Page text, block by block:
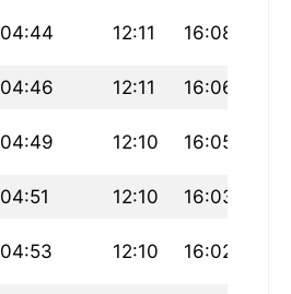
04:44 12:11 16:08
04:46 12:11 16:06
04:49 12:10 16:05
04:51 12:10 16:03
04:53 12:10 16:02